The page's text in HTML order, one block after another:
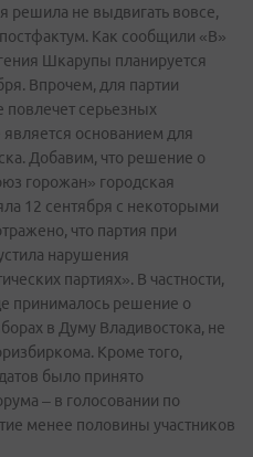
решила не выдвигать вовсе,
Как сообщили «В»
Шкарупы планируется
Впрочем, для партии
повлечет серьезных
является основанием для
Добавим, что решение о
горожан» городская
12 сентября с некоторыми
что партия при
нарушения
партиях». В частности,
принималось решение о
в Думу Владивостока, не
Кроме того,
было принято
– в голосовании по
менее половины участников